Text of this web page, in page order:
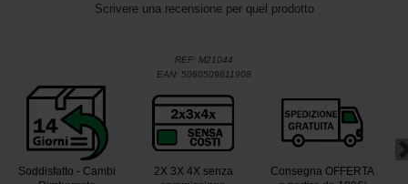
Scrivere una recensione per quel prodotto
REF: M21044
EAN: 5060509811908
Soddisfatto - Cambi
2X 3X 4X senza
Consegna OFFERTA